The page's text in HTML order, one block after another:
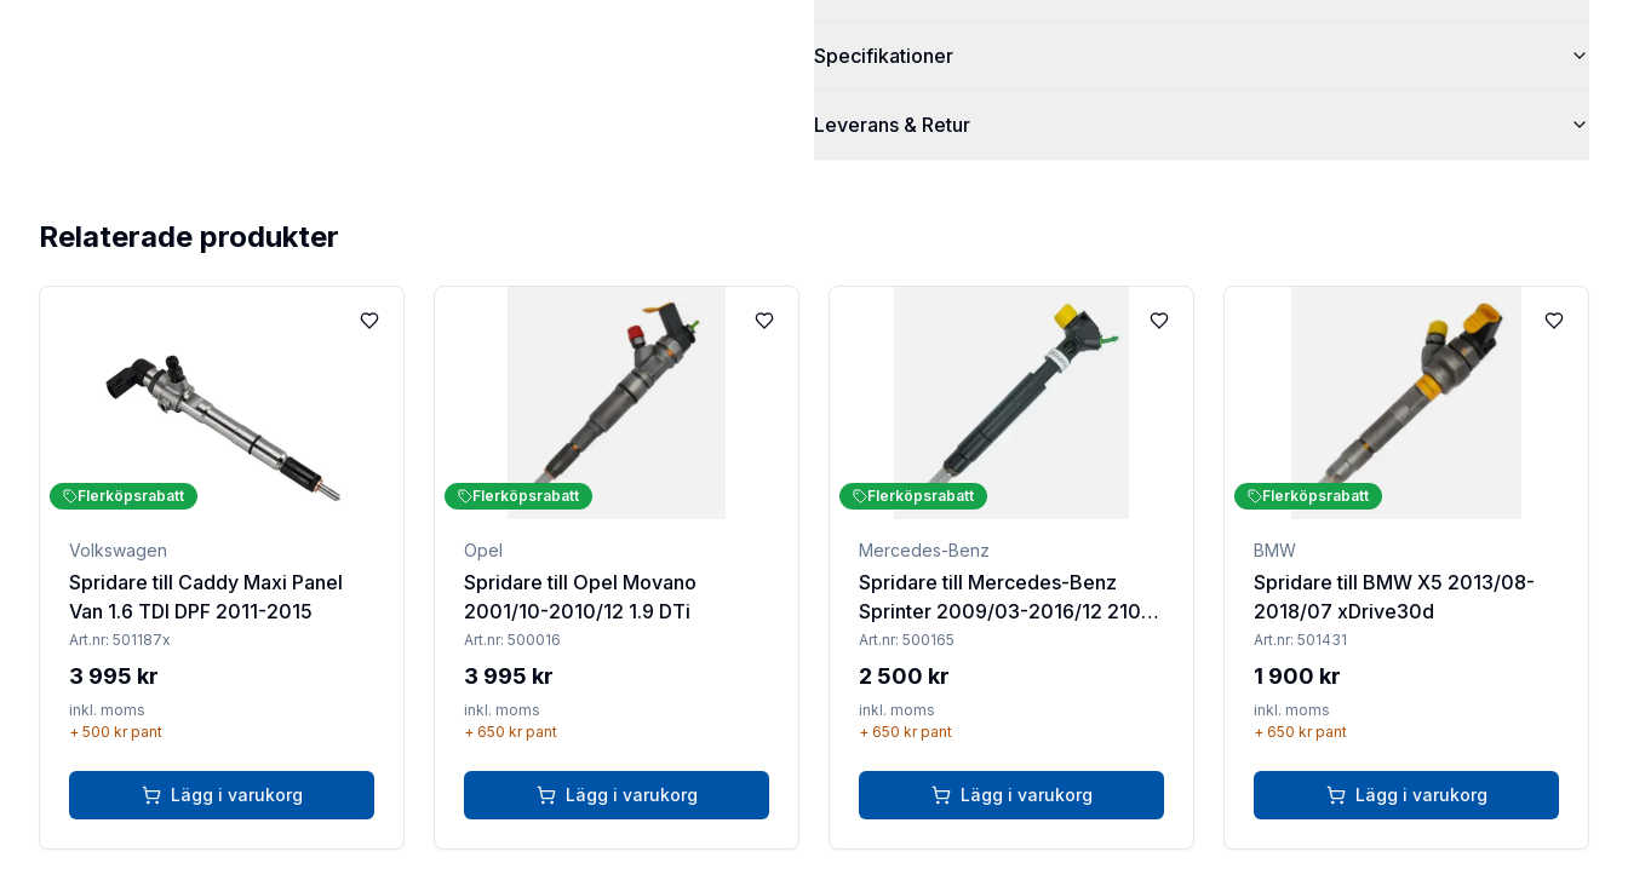
Specifikationer
Leverans & Retur
Relaterade produkter
Lägg till i favoriter
Flerköpsrabatt
Volkswagen
Spridare till Caddy Maxi Panel
Van 1.6 TDI DPF 2011-2015
Art.nr: 501187x
3 995 kr
inkl. moms
+ 500 krpant
Lägg i varukorg
Lägg till i favoriter
Flerköpsrabatt
Opel
Spridare till Opel Movano
2001/10-2010/12 1.9 DTi
Art.nr: 500016
3 995 kr
inkl. moms
+ 650 krpant
Lägg i varukorg
Lägg till i favoriter
Flerköpsrabatt
Mercedes-Benz
Spridare till Mercedes-Benz
Sprinter 2009/03-2016/12 210
CDi
Art.nr: 500165
2 500 kr
inkl. moms
+ 650 krpant
Lägg i varukorg
Lägg till
Flerköpsrabatt
BMW
Spridare till BMW X5 2013/08-
2018/07 xDrive30d
Art.nr: 501431
1 900 kr
inkl. moms
+ 650 krpant
Lägg i varukorg